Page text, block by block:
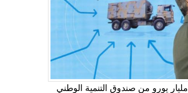
أعلنت حكومة حسن روحاني، أمس الثلاثاء (10 ديسمبر)، عن تخصيص 2 مليار يورو من صندوق التنمية الوطني